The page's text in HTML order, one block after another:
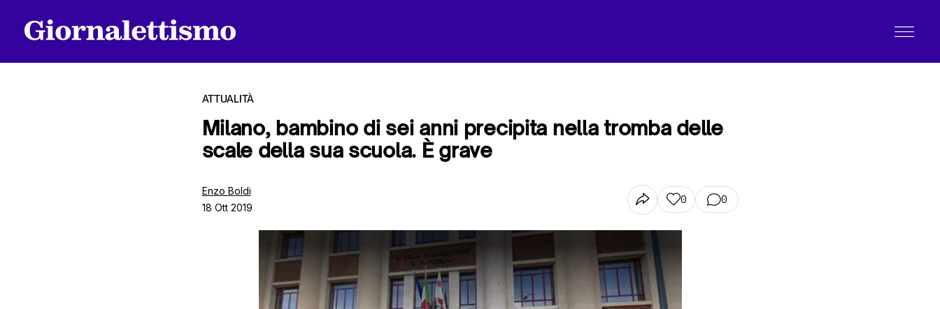
ATTUALITÀ
Milano, bambino di sei anni precipita nella tromba delle
scale della sua scuola. È grave
Enzo Boldi
18 Ott 2019
0 0